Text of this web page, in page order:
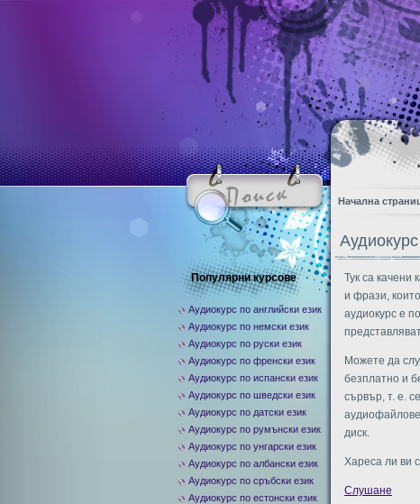
Начална
Тук са качени
и фрази,
аудиокурс е
Можете да
безплатно и
сървър, т. е.
диск.
Хареса ли ви
Слушане
Популярни курсове
Аудиокурс по английски език
Аудиокурс по немски език
Аудиокурс по руски език
Аудиокурс по френски език
Аудиокурс по испански език
Аудиокурс по шведски език
Аудиокурс по датски език
Аудиокурс по румънски език
Аудиокурс по унгарски език
Аудиокурс по албански език
Аудиокурс по сръбски език
Аудиокурс по естонски език